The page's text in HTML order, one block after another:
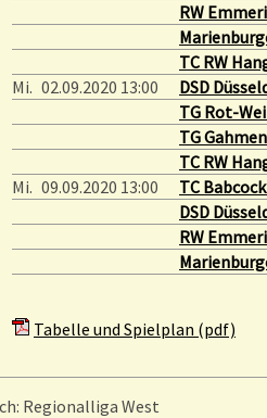
RW
TC RW
Mi. 02.09.2020 13:00
DSD
TG Rot-
TG
TC RW
Mi. 09.09.2020 13:00
TC
DSD
RW
Tabelle und Spielplan (pdf)
Regionalliga West